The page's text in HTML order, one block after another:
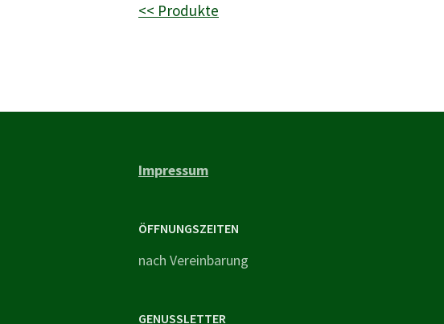
<< Produkte
Impressum
ÖFFNUNGSZEITEN
nach Vereinbarung
GENUSSLETTER